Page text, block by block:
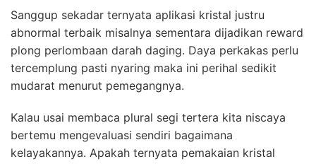
Sanggup sekadar ternyata aplikasi kristal justru
abnormal terbaik misalnya sementara dijadikan reward
plong perlombaan darah daging. Daya perkakas perlu
tercemplung pasti nyaring maka ini perihal sedikit
mudarat menurut pemegangnya.
Kalau usai membaca plural segi tertera kita niscaya
bertemu mengevaluasi sendiri bagaimana
kelayakannya. Apakah ternyata pemakaian kristal